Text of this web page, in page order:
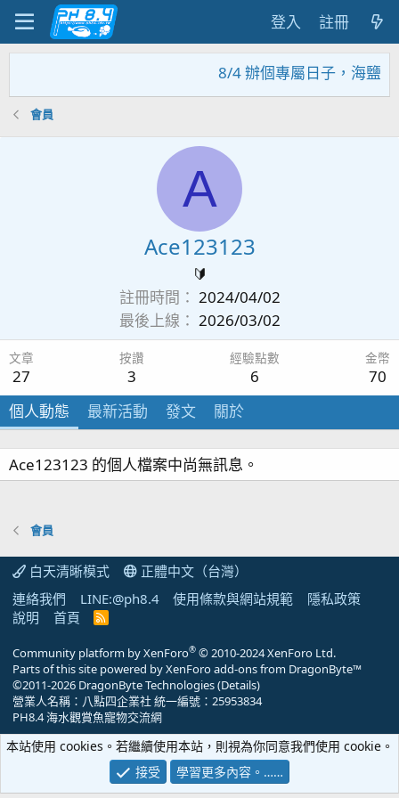
登入 註冊
8/4 辦個專屬日子，海鹽
會員
A
Ace123123
🔰
註冊時間
2024/04/02
最後上線
2026/03/02
文章
27
按讚
3
經驗點數
6
金幣
70
個人動態
最新活動 發文 關於
Ace123123 的個人檔案中尚無訊息。
會員
白天清晰模式
正體中文（台灣）
連絡我們
LINE:@ph8.4 使用條款與網站規範
隱私政策
說明
首頁
R
Community platform by XenForo® © 2010-2024 XenForo Ltd.
Parts of this site powered byXenForo add-ons from DragonByte™
©2011-2026 DragonByte Technologies(Details)
營業人名稱：八點四企業社 統一編號：25953834
PH8.4 海水觀賞魚寵物交流網
本站使用 cookies。若繼續使用本站，則視為你同意我們使用 cookie。
接受
學習更多內容。……